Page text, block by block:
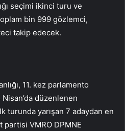
seçimi ikinci turu ve
bin 999 gözlemci,
takip edecek.
11. kez parlamento
düzenlenen
turunda yarışan 7 adaydan en
partisi VMRO DPMNE